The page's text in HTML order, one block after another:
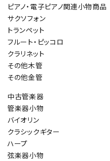
ピアノ・電子ピアノ関連小物商品
サクソフォン
トランペット
フルート・ピッコロ
クラリネット
その他木管
その他金管
中古管楽器
管楽器小物
バイオリン
クラシックギター
ハープ
弦楽器小物